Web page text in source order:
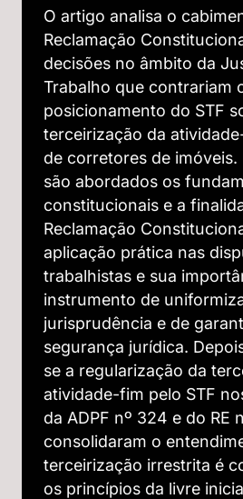
O artigo analisa o
Reclamação
decisões no âmbito da
Trabalho que contrariam
posicionamento do STF
terceirização da
de corretores de imóveis.
são abordados os
constitucionais e a
Reclamação
aplicação prática nas
trabalhistas e sua
instrumento de
jurisprudência e de
segurança jurídica.
se a regularização da
atividade-fim pelo STF
da ADPF nº 324 e do RE
consolidaram o
terceirização irrestrita é
os princípios da livre